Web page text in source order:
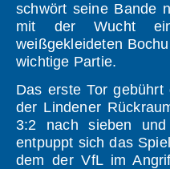
schwört seine Bande
mit der Wucht
weißgekleideten
wichtige Partie.
Das erste Tor
der Lindener
3:2 nach sieben
entpuppt sich das
dem der VfL im